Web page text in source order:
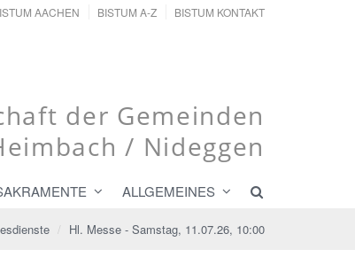
AACHEN BISTUM A-Z BISTUM KONTAKT
der Gemeinden
/ Nideggen
ALLGEMEINES
Hl. Messe - Samstag, 11.07.26, 10:00